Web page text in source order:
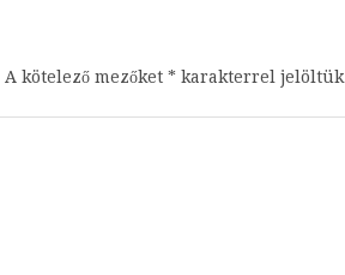
A kötelező mezőket * karakterrel jelöltük